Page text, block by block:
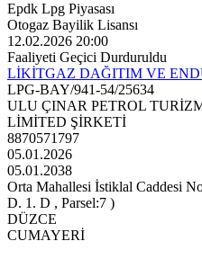
Epdk Lpg Piyasası
Otogaz Bayilik Lisansı
12.02.2026 20:00
Faaliyeti Geçici Durduruldu
LİKİTGAZ DAĞITIM VE
LPG-BAY/941-54/25634
ULU ÇINAR PETROL
LİMİTED ŞİRKETİ
8870571797
05.01.2026
05.01.2038
Orta Mahallesi İstiklal Caddesi
D. 1. D , Parsel:7 )
DÜZCE
CUMAYERİ